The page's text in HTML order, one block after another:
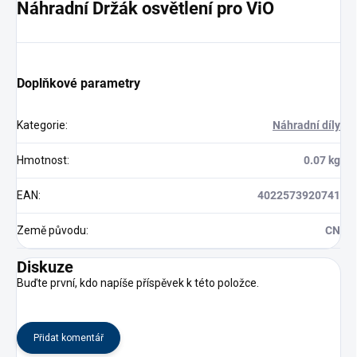
Náhradní Držák osvětlení pro ViO
Doplňkové parametry
Kategorie: Náhradní díly
Hmotnost: 0.07 kg
EAN: 4022573920741
Země původu: CN
Diskuze
Buďte první, kdo napíše příspěvek k této položce.
Přidat komentář